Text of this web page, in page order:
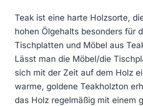
Teak ist eine harte Holzsorte,
hohen Ölgehalts besonders für
Tischplatten und Möbel aus
Lässt man die Möbel/die
sich mit der Zeit auf dem Holz
warme, goldene Teakholzton
das Holz regelmäßig mit einem